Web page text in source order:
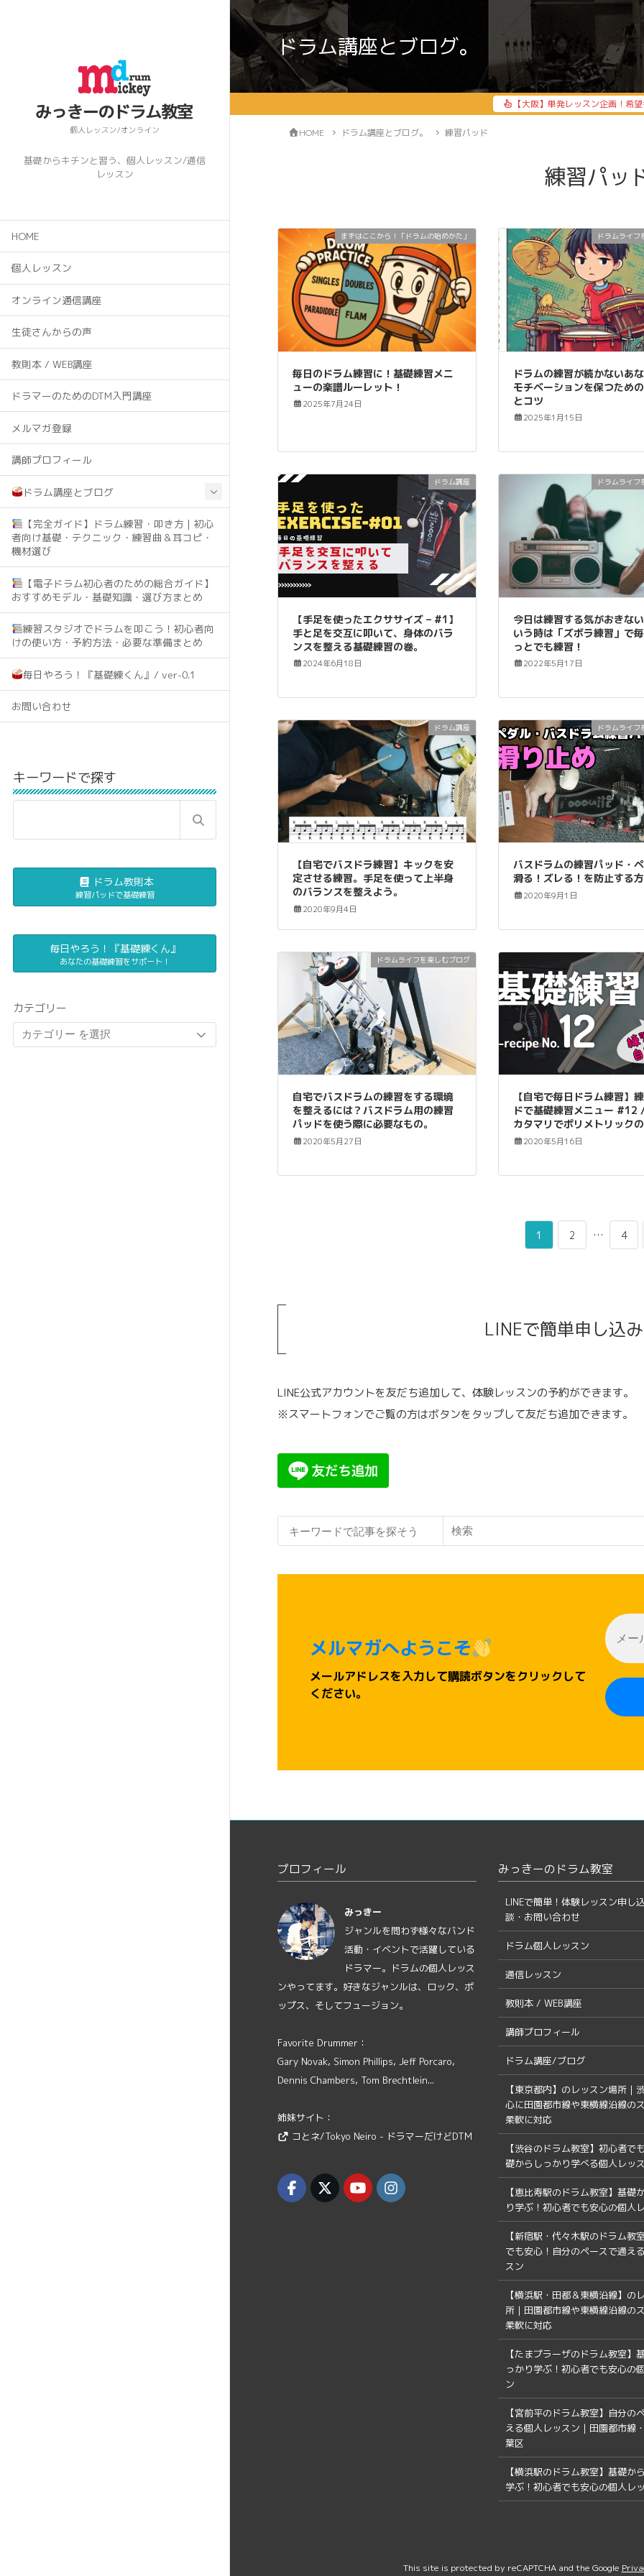
基礎からキチンと習う、個人レッスン/通信
レッスン
HOME
個人レッスン
オンライン通信講座
生徒さんからの声
教則本 / WEB講座
ドラマーのためのDTM入門講座
メルマガ登録
講師プロフィール
ドラム講座とブログ
【完全ガイド】ドラム練習・叩き方｜初心
者向け基礎・テクニック・練習曲＆耳コピ・
機材選び
【電子ドラム初心者のための総合ガイド】
おすすめモデル・基礎知識・選び方まとめ
練習スタジオでドラムを叩こう！初心者向
けの使い方・予約方法・必要な準備まとめ
毎日やろう！『基礎練くん』/ ver-0.1
お問い合わせ
キーワードで探す
ドラム教則本
練習パッドで基礎練習
毎日やろう！『基礎練くん』
あなたの基礎練習をサポート！
カテゴリー
ドラム講座とブログ。
【大阪】単発レッスン企画！希
HOME ドラム講座とブログ。 練習パッド
練習パッ
まずはここから！「ドラムの始めかた」
毎日のドラム練習に！基礎練習メニ
ューの楽譜ルーレット！
2025年7月24日
ドラムライフ
ドラムの練習が続かないあな
モチベーションを保つため
とコツ
2025年1月15日
ドラム講座
【手足を使ったエクササイズ – #1】
手と足を交互に叩いて、身体のバラ
ンスを整える基礎練習の巻。
2024年6月18日
ドラムライフ
今日は練習する気がおきな
いう時は「ズボラ練習」で
っとでも練習！
2022年5月17日
ドラム講座
【自宅でバスドラ練習】キックを安
定させる練習。手足を使って上半身
のバランスを整えよう。
2020年9月4日
ドラムライフ
バスドラムの練習パッド・
滑る！ズレる！を防止する方
2020年9月1日
ドラムライフを楽しむブログ
自宅でバスドラムの練習をする環境
を整えるには？バスドラム用の練習
パッドを使う際に必要なもの。
2020年5月27日
【自宅で毎日ドラム練習】
ドで基礎練習メニュー #12
カタマリでポリメトリックの
2020年5月16日
ー
ジ
送
り
ペ
1 ペ
2 … ペ
4
LINEで簡単申し込
LINE公式アカウントを友だち追加して、体験レッスンの予約ができます。
※スマートフォンでご覧の方はボタンをタップして友だち追加できます。
検索
メルマガへようこそ
メールアドレスを入力して購読ボタンをクリックして
ください。
プロフィール
みっきー
ジャンルを問わず様々なバンド
活動・イベントで活躍している
ドラマー。ドラムの個人レッス
ンやってます。好きなジャンルは、ロック、ポ
ップス、そしてフュージョン。
Favorite Drummer：
Gary Novak, Simon Phillips, Jeff Porcaro,
Dennis Chambers, Tom Brechtlein...
姉妹サイト：
コとネ/Tokyo Neiro - ドラマーだけどDTM
みっきーのドラム教室
LINEで簡単！体験レッスン申し
談・お問い合わせ
ドラム個人レッスン
通信レッスン
教則本 / WEB講座
講師プロフィール
ドラム講座/ブログ
【東京都内】のレッスン場所｜
心に田園都市線や東横線沿線の
柔軟に対応
【渋谷のドラム教室】初心者で
礎からしっかり学べる個人レッ
【恵比寿駅のドラム教室】基礎
り学ぶ！初心者でも安心の個人
【新宿駅・代々木駅のドラム教
でも安心！自分のペースで通え
スン
【横浜駅・田都＆東横沿線】の
所｜田園都市線や東横線沿線の
柔軟に対応
【たまプラーザのドラム教室】
っかり学ぶ！初心者でも安心の
ン
【宮前平のドラム教室】自分の
える個人レッスン｜田園都市線
葉区
【横浜駅のドラム教室】基礎か
学ぶ！初心者でも安心の個人レ
This site is protected by reCAPTCHA and the Google